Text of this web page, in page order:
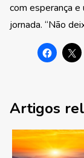
com esperança
jornada. “Não
Artigos